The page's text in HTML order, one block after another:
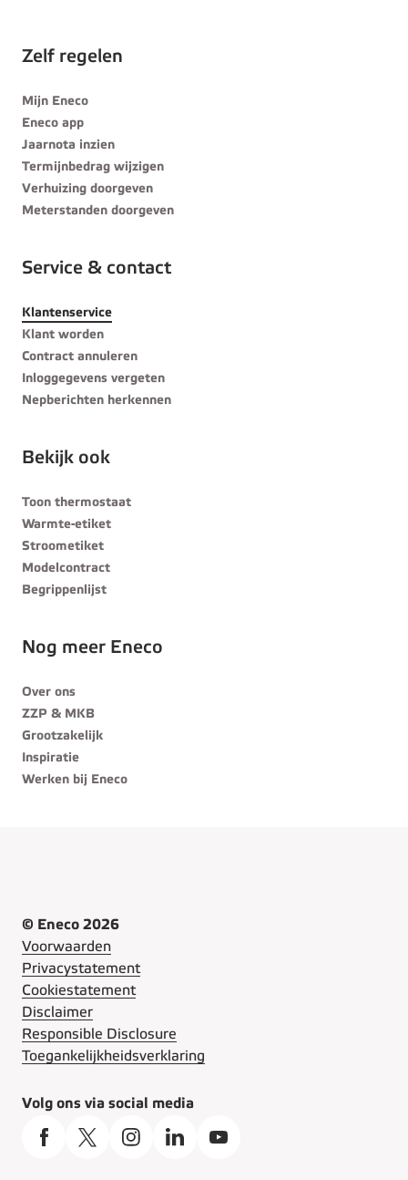
Zelf regelen
Mijn Eneco
Eneco app
Jaarnota inzien
Termijnbedrag wijzigen
Verhuizing doorgeven
Meterstanden doorgeven
Service & contact
Klantenservice
Klant worden
Contract annuleren
Inloggegevens vergeten
Nepberichten herkennen
Bekijk ook
Toon thermostaat
Warmte-etiket
Stroometiket
Modelcontract
Begrippenlijst
Nog meer Eneco
Over ons
ZZP & MKB
Grootzakelijk
Inspiratie
Werken bij Eneco
© Eneco 2026
Voorwaarden
Privacystatement
Cookiestatement
Disclaimer
Responsible Disclosure
Toegankelijkheidsverklaring
Volg ons via social media